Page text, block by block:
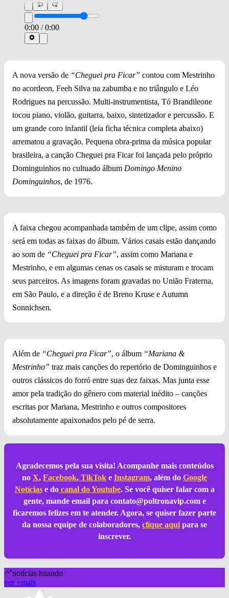
0:00 /0:00
A nova versão de “Cheguei pra Ficar” contou com Mestrinho
no acordeon, Feeh Silva na zabumba e no triângulo e Léo
Rodrigues na percussão. Multi-instrumentista, Tó Brandileone
tocou piano, violão, guitarra, baixo, sintetizador e percussão. E
um grande coro infantil (leia ficha técnica completa abaixo)
arrematou a gravação. Pequena obra-prima da música popular
brasileira, a canção Cheguei pra Ficar foi lançada pelo próprio
Dominguinhos no cultuado álbum Domingo Menino
Dominguinhos, de 1976.
A faixa chegou acompanhada também de um clipe, assim como
será em todas as faixas do álbum. Vários casais estão dançando
ao som de “Cheguei pra Ficar”, assim como Mariana e
Mestrinho, e em algumas cenas os casais se misturam e trocam
seus parceiros. As imagens foram gravadas no União Fraterna,
em São Paulo, e a direção é de Breno Kruse e Autumn
Sonnichsen.
Além de “Cheguei pra Ficar”, o álbum “Mariana &
Mestrinho” traz mais canções do repertório de Dominguinhos e
outros clássicos do forró entre suas dez faixas. Mas junta esse
amor pela tradição do gênero com material inédito – canções
escritas por Mariana, Mestrinho e outros compositores
absolutamente apaixonados pelo pé de serra.
Agradecemos pela sua visita! Acompanhe mais conteúdos
no X, Facebook, TikTok e Instagram, além do Google
Notíciase docanal do Youtube. Se você quiser falar com a
gente, mande email para contato@poltronavip.come
ficaremos felizes em te atender. Agora, se quiser fazer parte
da nossa equipe de colaboradores, clique aqui para se
inscrever.
notícias hitando
ver +mais